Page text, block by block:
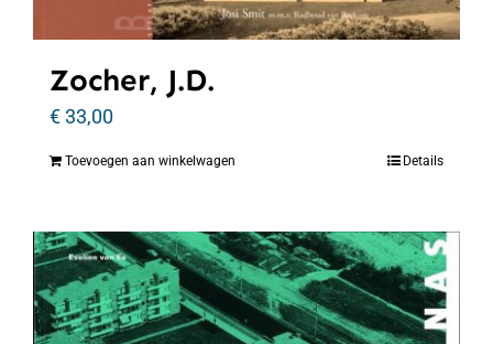
Zocher, J.D.
€33,00
Toevoegen aan winkelwagen Details